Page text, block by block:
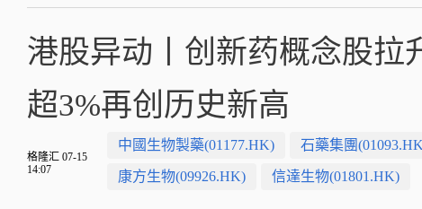
港股异动丨创新药概念股拉
超3%再创历史新高
格隆汇 07-15
14:07
中國生物製藥(01177.HK) 石藥集團
康方生物(09926.HK) 信達生物(01801.HK)